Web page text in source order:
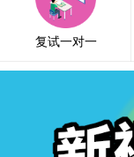
复试一对一